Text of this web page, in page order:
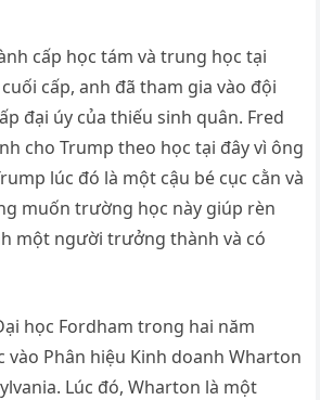
cấp học tám và trung học tại
cấp, anh đã tham gia vào đội
đại úy của thiếu sinh quân. Fred
cho Trump theo học tại đây vì ông
lúc đó là một cậu bé cục cằn và
muốn trường học này giúp rèn
một người trưởng thành và có
học Fordham trong hai năm
Phân hiệu Kinh doanh Wharton
Lúc đó, Wharton là một